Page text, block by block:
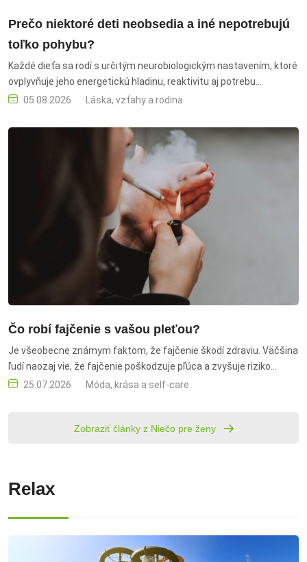
Prečo niektoré deti neobsedia a iné nepotrebujú
toľko pohybu?
Každé dieťa sa rodí s určitým neurobiologickým nastavením, ktoré
ovplyvňuje jeho energetickú hladinu, reaktivitu aj potrebu
stimulácie,” hovorí psychologička Bianka Machyniaková z Hedepy.
neurobiologické nastavenie, energetická hladina, potreba
stimulácie, reaktivita, pozornosť, adaptácia, emócie, vytrvalosť,
rodičia, výchova, detský vývoj, pohybové aktivity, psychológia detí,
detské správanie, potreby dieťaťa, individuálny prístup, režim
dieťaťa, podpora imunity, fyzická záťaž, psychická záťaž, zdravý
vývoj, rodina, detská energia, sústredenie, bezpečné prostredie
05.08.2026 Láska, vzťahy a rodina
Čo robí fajčenie s vašou pleťou?
Je všeobecne známym faktom, že fajčenie škodí zdraviu. Väčšina
ľudí naozaj vie, že fajčenie poškodzuje pľúca a zvyšuje riziko
vážnych ochorení. Menej sa však hovorí o tom, že cigarety
fajčenie s vašou pleťou? fajčenie, čo robí fajčenie s vašou pleťou,
25.07.2026 Móda, krása a self-care
Zobraziť články z Niečo pre ženy
Relax